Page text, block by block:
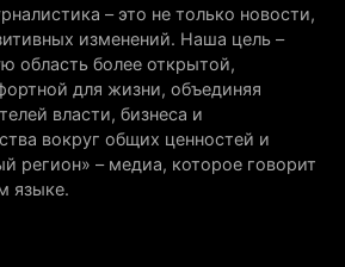
превратить
технологий и новых
назначили нового
суда
– это не только новости,
изменений. Наша цель –
область более открытой,
для жизни, объединяя
власти, бизнеса и
вокруг общих ценностей и
регион» – медиа, которое говорит
языке.